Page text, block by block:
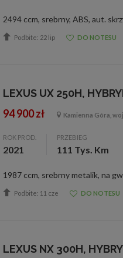
Podbite: 22 lip DO NOTESU
LEXUS UX 250H,
94 900 zł Kamienna Góra,
ROK PROD.
2021
PRZEBIEG
111 Tys. Km
Podbite: 11 cze DO NOTESU
LEXUS NX 300H,